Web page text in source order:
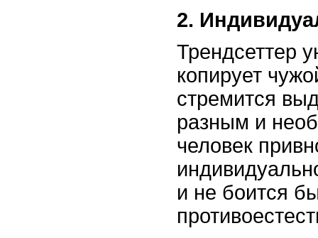
2.
Трендсеттер
копирует
стремится
разным и
человек
и не боится